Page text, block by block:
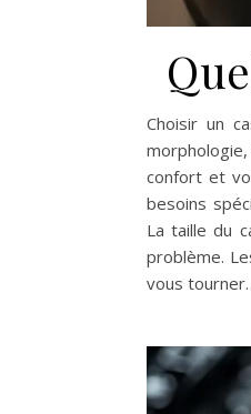
Choisir un
confort et
besoins
La taille du
problème.
vous